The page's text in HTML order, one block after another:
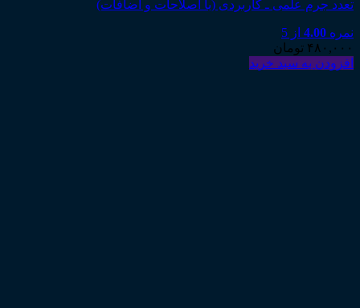
تعدد جرم علمی ـ کاربردی (با اصلاحات و اضافات)
نمره 4.00 از 5
۴۸۰,۰۰۰ تومان
افزودن به سبد خرید